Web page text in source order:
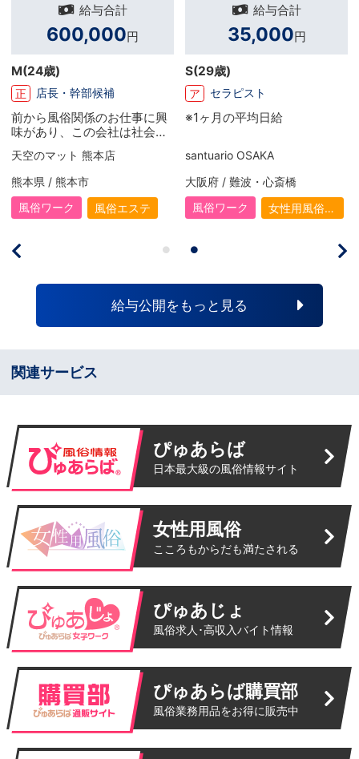
給与合計
600,000円
M(24歳)
正 店長・幹部候補
前から風俗関係のお仕事に興
味があり、この会社は社会保
険完備に福利厚生も手厚く安
心できると思い入社したいと
思いました！ 業界未経験とい
う事もあり最初は不安もあり
ましたが先輩方の手厚いサポ
ートもあり今では毎日楽しく
す！ こんなに成長が実感で
き、仕事が楽しく、お給料が
と思います！
天空のマット 熊本店
熊本県 / 熊本市
風俗ワーク
風俗エステ
給与合計
35,000円
S(29歳)
ア セラピスト
※1ヶ月の平均日給
santuario OSAKA
大阪府 / 難波・心斎橋
風俗ワーク
女性用風俗
給与公開をもっと見る
関連サービス
ぴゅあらば
日本最大級の風俗情報サイト
女性用風俗
こころもからだも満たされる
ぴゅあじょ
風俗求人･高収入バイト情報
ぴゅあらば購買部
風俗業務用品をお得に販売中